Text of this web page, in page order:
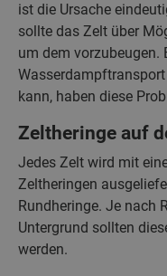
ist die Ursache
sollte das Zelt über
um dem vorzubeugen.
kann, haben diese
Zeltheringe auf
Jedes Zelt wird mit
Zeltheringen
Rundheringe. Je nach
Untergrund sollten
werden.